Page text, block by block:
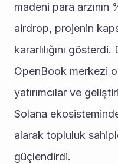
madeni para arzının
airdrop, projenin
kararlılığını gösterdi.
OpenBook merkezi
yatırımcılar ve
Solana
alarak topluluk
güçlendirdi.